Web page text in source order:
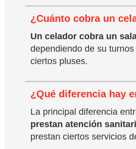
¿Cuánto cobra un
Un celador cobra un
dependiendo de su
ciertos pluses.
¿Qué diferencia hay
La principal diferencia
prestan atención
prestan ciertos servicios